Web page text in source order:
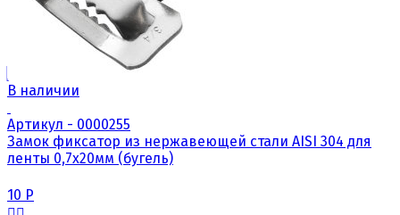
В наличии
Артикул - 0000255
Замок фиксатор из нержавеющей стали AISI 304 для
ленты 0,7х20мм (бугель)
10 Р